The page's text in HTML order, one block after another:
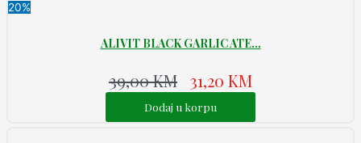
20%
ALIVIT BLACK GARLIC ATE...
39,00KM 31,20 KM
Dodaj u korpu